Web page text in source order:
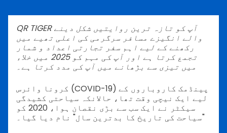
QR TIGER آپ کو تازہ ترین روایتیں شکل دینے
والے انگیزے مسافر سرگرمی کی اعلی تھیے میں
رکھنے کے لیے اہم سفر تجارتی اعداد و شمار
تجمع کرتا ہے اور آپ کی مہم کو 2025 میں خلاء
میں تیزی سے بڑھانے میں آپ کی مدد کرتا ہے۔
کرونا وائرس (COVID-19) پینڈمک کاروباروں کے
لیے ایک نیچی وقت تھا، حالانکہ سیاحتی کشیدگی
سیکٹر نے ایک سب سے بڑی نقصان ہوا، 2020 کو
"سیاحت کی تاریخ کا بدترین سال" نام دیا گیا۔